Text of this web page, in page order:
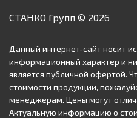
СТАНКО Групп © 2026
Данный интернет-сайт носит
информационный характер и ни
является публичной офертой.
стоимости продукции,
менеджерам. Цены могут
Актуальную информацию о